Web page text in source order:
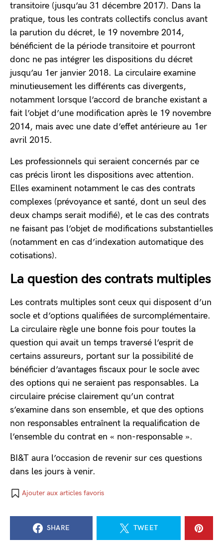
transitoire (jusqu’au 31 décembre 2017). Dans la
pratique, tous les contrats collectifs conclus avant
la parution du décret, le 19 novembre 2014,
bénéficient de la période transitoire et pourront
donc ne pas intégrer les dispositions du décret
jusqu’au 1er janvier 2018. La circulaire examine
minutieusement les différents cas divergents,
notamment lorsque l’accord de branche existant a
fait l’objet d’une modification après le 19 novembre
2014, mais avec une date d’effet antérieure au 1er
avril 2015.
Les professionnels qui seraient concernés par ce
cas précis liront les dispositions avec attention.
Elles examinent notamment le cas des contrats
complexes (prévoyance et santé, dont un seul des
deux champs serait modifié), et le cas des contrats
ne faisant pas l’objet de modifications substantielles
(notamment en cas d’indexation automatique des
cotisations).
La question des contrats multiples
Les contrats multiples sont ceux qui disposent d’un
socle et d’options qualifiées de surcomplémentaire.
La circulaire règle une bonne fois pour toutes la
question qui avait un temps traversé l’esprit de
certains assureurs, portant sur la possibilité de
bénéficier d’avantages fiscaux pour le socle avec
des options qui ne seraient pas responsables. La
circulaire précise clairement qu’un contrat
s’examine dans son ensemble, et que des options
non responsables entraînent la requalification de
l’ensemble du contrat en « non-responsable ».
BI&T aura l’occasion de revenir sur ces questions
dans les jours à venir.
Ajouter aux articles favoris
SHARE TWEET